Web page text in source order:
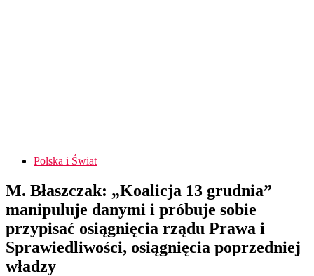
Polska i Świat
M. Błaszczak: „Koalicja 13 grudnia”
manipuluje danymi i próbuje sobie
przypisać osiągnięcia rządu Prawa i
Sprawiedliwości, osiągnięcia poprzedniej
władzy